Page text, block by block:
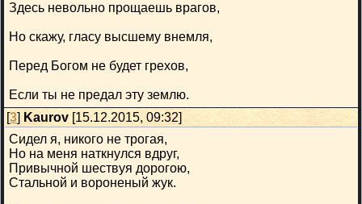
Здесь невольно прощаешь врагов,
Но скажу, гласу высшему внемля,
Перед Богом не будет грехов,
Если ты не предал эту землю.
[3] Kaurov [15.12.2015, 09:32]
Сидел я, никого не трогая,
Но на меня наткнулся вдруг,
Привычной шествуя дорогою,
Стальной и вороненый жук.